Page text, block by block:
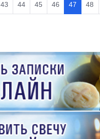
43 44 45 46 47 48